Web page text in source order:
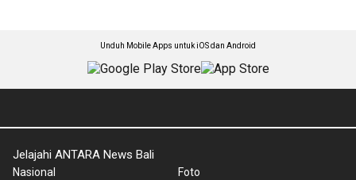
Unduh Mobile Apps untuk iOS dan Android
Jelajahi ANTARA News Bali
Nasional
Foto